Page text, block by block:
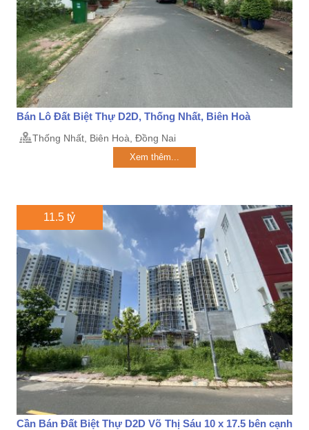
Bán Lô Đất Biệt Thự D2D, Thống Nhất, Biên Hoà
Thống Nhất, Biên Hoà, Đồng Nai
Xem thêm...
11.5 tỷ
Cần Bán Đất Biệt Thự D2D Võ Thị Sáu 10 x 17.5 bên cạnh